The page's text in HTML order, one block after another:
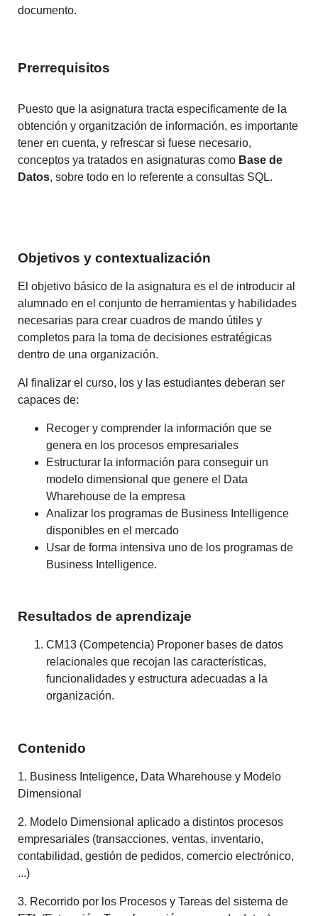
documento.
Prerrequisitos
Puesto que la asignatura tracta especificamente de la
obtención y organitzación de información, es importante
tener en cuenta, y refrescar si fuese necesario,
conceptos ya tratados en asignaturas como Base de
Datos, sobre todo en lo referente a consultas SQL.
Objetivos y contextualización
El objetivo básico de la asignatura es el de introducir al
alumnado en el conjunto de herramientas y habilidades
necesarias para crear cuadros de mando útiles y
completos para la toma de decisiones estratégicas
dentro de una organización.
Al finalizar el curso, los y las estudiantes deberan ser
capaces de:
Recoger y comprender la información que se
genera en los procesos empresariales
Estructurar la información para conseguir un
modelo dimensional que genere el Data
Wharehouse de la empresa
Analizar los programas de Business Intelligence
disponibles en el mercado
Usar de forma intensiva uno de los programas de
Business Intelligence.
Resultados de aprendizaje
CM13 (Competencia) Proponer bases de datos
relacionales que recojan las características,
funcionalidades y estructura adecuadas a la
organización.
Contenido
1. Business Inteligence, Data Wharehouse y Modelo
Dimensional
2. Modelo Dimensional aplicado a distintos procesos
empresariales (transacciones, ventas, inventario,
contabilidad, gestión de pedidos, comercio electrónico,
...)
3. Recorrido por los Procesos y Tareas del sistema de